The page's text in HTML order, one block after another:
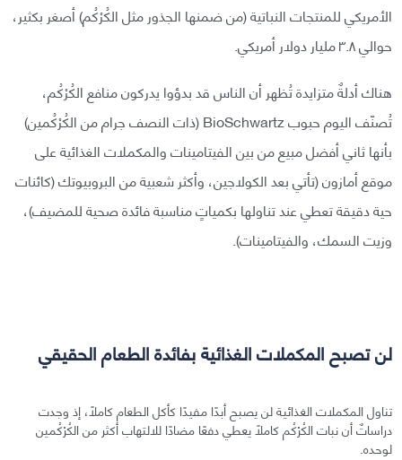
الأمريكي للمنتجات النباتية (من ضمنها الجذور مثل الكُرْكُم) أصغر بكثير،
حوالي ٣.٨ مليار دولار أمريكي.
هناك أدلةٌ متزايدة تُظهر أن الناس قد بدؤوا يدركون منافع الكُرْكُم،
تُصنّف اليوم حبوب BioSchwartz (ذات النصف جرام من الكُرْكُمين)
بأنها ثاني أفضل مبيع من بين الفيتامينات والمكملات الغذائية على
موقع أمازون (تأتي بعد الكولاجين، وأكثر شعبية من البروبيوتك (كائنات
حية دقيقة تعطي عند تناولها بكمياتٍ مناسبة فائدة صحية للمضيف)،
وزيت السمك، والفيتامينات).
لن تصبح المكملات الغذائية بفائدة الطعام الحقيقي
تناول المكملات الغذائية لن يصبح أبدًا مفيدًا كأكل الطعام كاملًا، إذ وجدت
دراساتٌ أن نبات الكُرْكُم كاملًا يعطي دفعًا مضادًا للالتهاب أكثر من الكُرْكُمين
لوحده.